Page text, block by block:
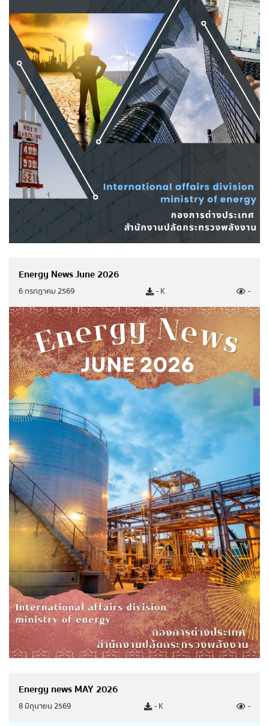
นโยบายพลังงาน
นโยบายด้านพลังงานของรัฐบาล
มติ ครม. ด้านพลังงาน
ยุทธศาสตร์กระทรวงพลังงาน
มาตรการส่งเสริมที่สำคัญ
แผนปฏิบัติการด้านพลังงาน
มติคณะ กพช./กบง.
คำแถลงนโยบายของคณะรัฐมนตรี
แผน/ผลการดำเนินงาน
แผนการดำเนินงาน
ระบบแสดงข้อมูลผลการดำเนินงานแผนงาน/โครงการ
ตามนโยบายสำคัญของกระทรวงพลังงาน
แผนการใช้จ่ายงบประมาณประจำปี (เอกสารงบประมาณ)
แผนการใช้จ่ายงบประมาณประจำปี
รายงานการกำกับติดตามการใช้จ่ายงบประมาณรอบ
6 เดือน
รายงานผลการใช้จ่ายงบประมาณประจำปี
ข้อมูลรายงาน
รายงานประจำปี
รายงานการกำกับติดตามการดำเนินงานประจำปี
รอบ 6 เดือน
รายงานผลการดำเนินงานของกระทรวง
รายงานการเงินสำนักงานปลัดกระทรวงพลังงาน
รายงานต้นทุนต่อหน่วยผลผลิต
รายงานงบทดลอง
Energy News June 2026
6 กรกฎาคม 2569 - K -
Energy news MAY 2026
8 มิถุนายน 2569 - K -